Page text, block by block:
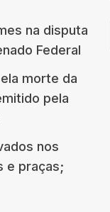
na disputa
Federal
morte da
pela
nos
e praças;